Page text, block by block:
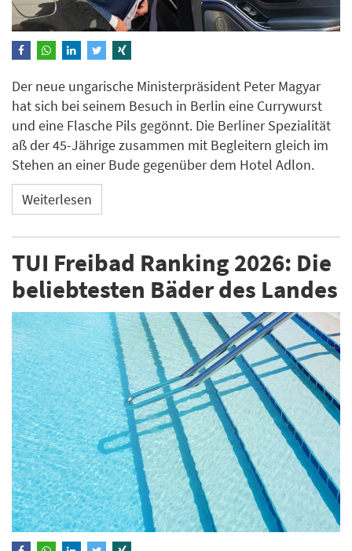
Der neue ungarische Ministerpräsident Peter Magyar
hat sich bei seinem Besuch in Berlin eine Currywurst
und eine Flasche Pils gegönnt. Die Berliner Spezialität
aß der 45-Jährige zusammen mit Begleitern gleich im
Stehen an einer Bude gegenüber dem Hotel Adlon.
Weiterlesen
TUI Freibad Ranking 2026: Die
beliebtesten Bäder des Landes